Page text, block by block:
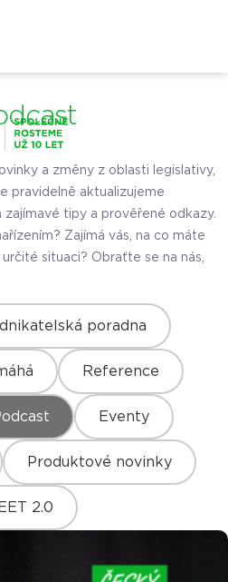
a změny z oblasti legislativy,
pravidelně aktualizujeme
zajímavé tipy a prověřené odkazy.
Zajímá vás, na co máte
situaci? Obraťte se na nás,
poradna
Reference
Eventy
Produktové novinky
EET 2.0